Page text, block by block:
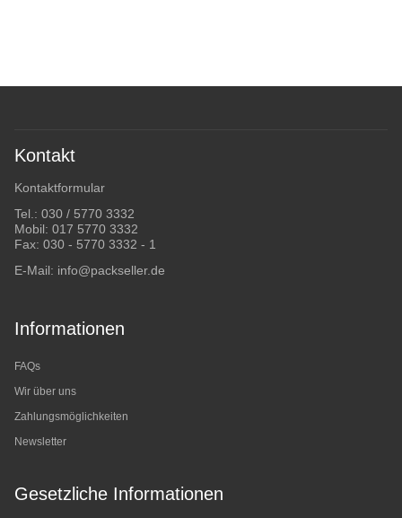
Kontakt
Kontaktformular
Tel.: 030 / 5770 3332
Mobil: 017 5770 3332
Fax: 030 - 5770 3332 - 1
E-Mail: info@packseller.de
Informationen
FAQs
Wir über uns
Zahlungsmöglichkeiten
Newsletter
Gesetzliche Informationen